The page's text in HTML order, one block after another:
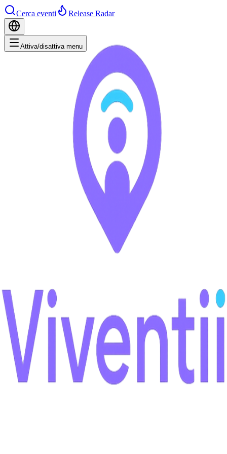
Cerca eventi Release Radar
Attiva/disattiva menu